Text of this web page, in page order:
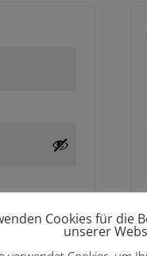
Cookies für die
unserer